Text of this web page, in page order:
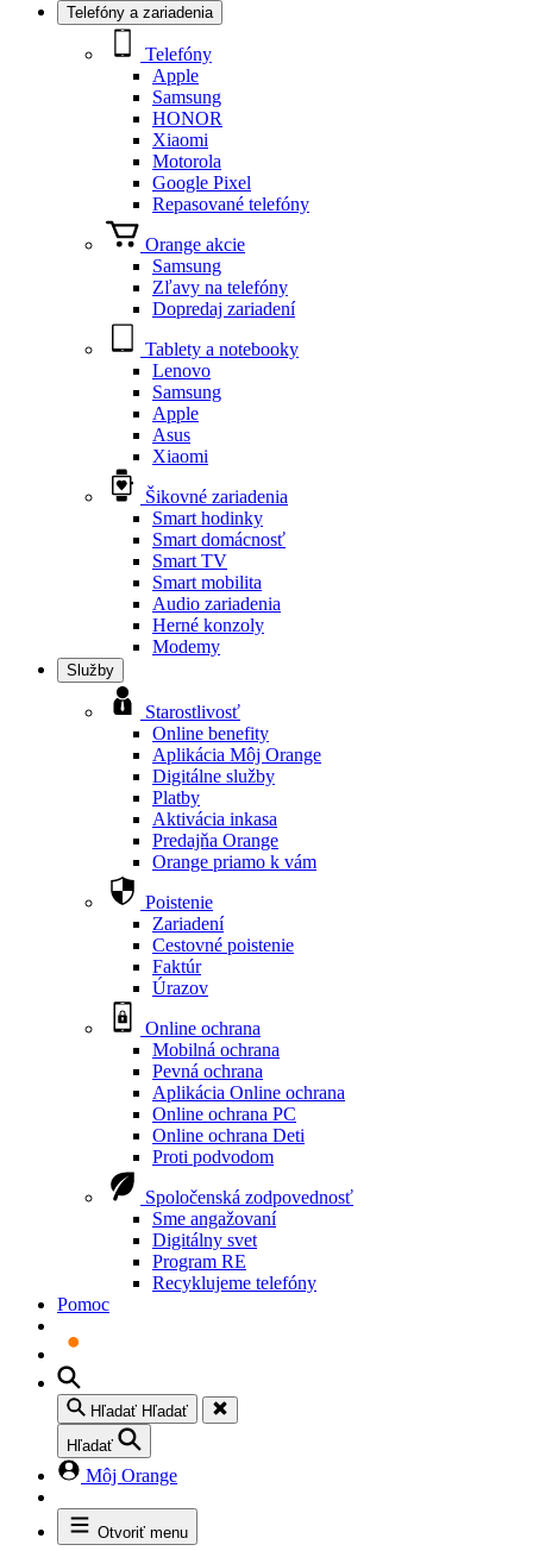
Telefóny a zariadenia
Telefóny
Apple
Samsung
HONOR
Xiaomi
Motorola
Google Pixel
Repasované telefóny
Orange akcie
Samsung
Zľavy na telefóny
Dopredaj zariadení
Tablety a notebooky
Lenovo
Samsung
Apple
Asus
Xiaomi
Šikovné zariadenia
Smart hodinky
Smart domácnosť
Smart TV
Smart mobilita
Audio zariadenia
Herné konzoly
Modemy
Služby
Starostlivosť
Online benefity
Aplikácia Môj Orange
Digitálne služby
Platby
Aktivácia inkasa
Predajňa Orange
Orange priamo k vám
Poistenie
Zariadení
Cestovné poistenie
Faktúr
Úrazov
Online ochrana
Mobilná ochrana
Pevná ochrana
Aplikácia Online ochrana
Online ochrana PC
Online ochrana Deti
Proti podvodom
Spoločenská zodpovednosť
Sme angažovaní
Digitálny svet
Program RE
Recyklujeme telefóny
Pomoc
Hľadať Hľadať
Hľadať
Môj Orange
Otvoriť menu